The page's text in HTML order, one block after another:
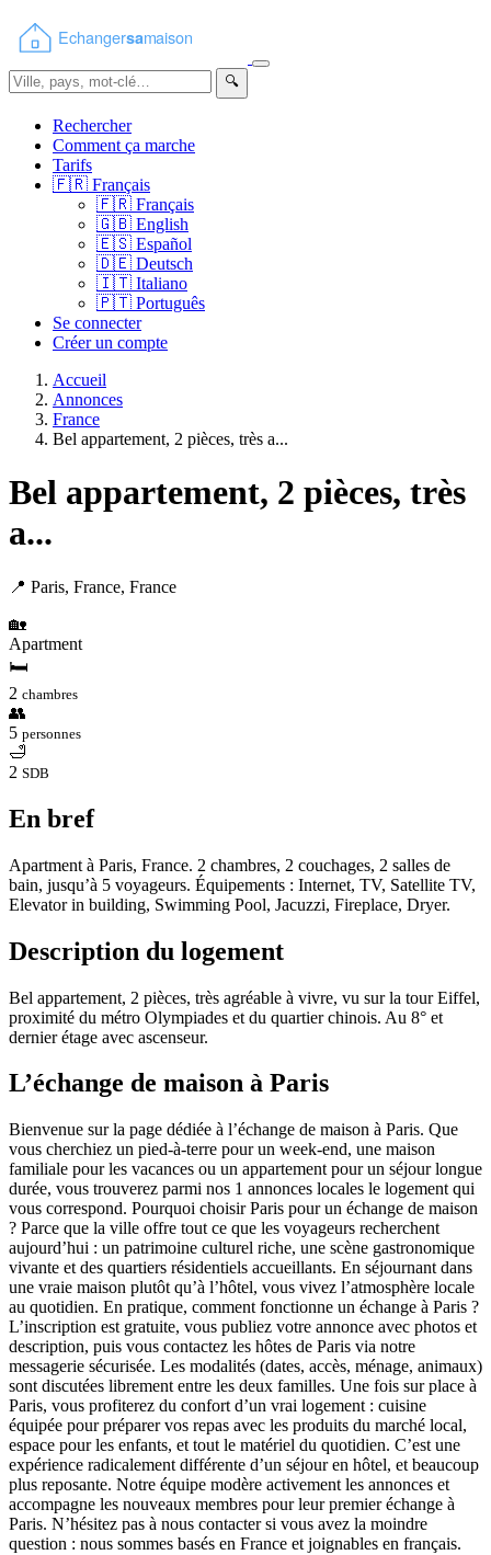
🔍
Rechercher
Comment ça marche
Tarifs
🇫🇷 Français
🇫🇷 Français
🇬🇧 English
🇪🇸 Español
🇩🇪 Deutsch
🇮🇹 Italiano
🇵🇹 Português
Se connecter
Créer un compte
Accueil
Annonces
France
Bel appartement, 2 pièces, très a...
Bel appartement, 2 pièces, très
a...
📍 Paris, France, France
🏡
Apartment
🛏
2 chambres
👥
5 personnes
🛁
2 SDB
En bref
Apartment à Paris, France. 2 chambres, 2 couchages, 2 salles de
bain, jusqu’à 5 voyageurs. Équipements : Internet, TV, Satellite TV,
Elevator in building, Swimming Pool, Jacuzzi, Fireplace, Dryer.
Description du logement
Bel appartement, 2 pièces, très agréable à vivre, vu sur la tour Eiffel,
proximité du métro Olympiades et du quartier chinois. Au 8° et
dernier étage avec ascenseur.
L’échange de maison à Paris
Bienvenue sur la page dédiée à l’échange de maison à Paris. Que
vous cherchiez un pied-à-terre pour un week-end, une maison
familiale pour les vacances ou un appartement pour un séjour longue
durée, vous trouverez parmi nos 1 annonces locales le logement qui
vous correspond. Pourquoi choisir Paris pour un échange de maison
? Parce que la ville offre tout ce que les voyageurs recherchent
aujourd’hui : un patrimoine culturel riche, une scène gastronomique
vivante et des quartiers résidentiels accueillants. En séjournant dans
une vraie maison plutôt qu’à l’hôtel, vous vivez l’atmosphère locale
au quotidien. En pratique, comment fonctionne un échange à Paris ?
L’inscription est gratuite, vous publiez votre annonce avec photos et
description, puis vous contactez les hôtes de Paris via notre
messagerie sécurisée. Les modalités (dates, accès, ménage, animaux)
sont discutées librement entre les deux familles. Une fois sur place à
Paris, vous profiterez du confort d’un vrai logement : cuisine
équipée pour préparer vos repas avec les produits du marché local,
espace pour les enfants, et tout le matériel du quotidien. C’est une
expérience radicalement différente d’un séjour en hôtel, et beaucoup
plus reposante. Notre équipe modère activement les annonces et
accompagne les nouveaux membres pour leur premier échange à
Paris. N’hésitez pas à nous contacter si vous avez la moindre
question : nous sommes basés en France et joignables en français.